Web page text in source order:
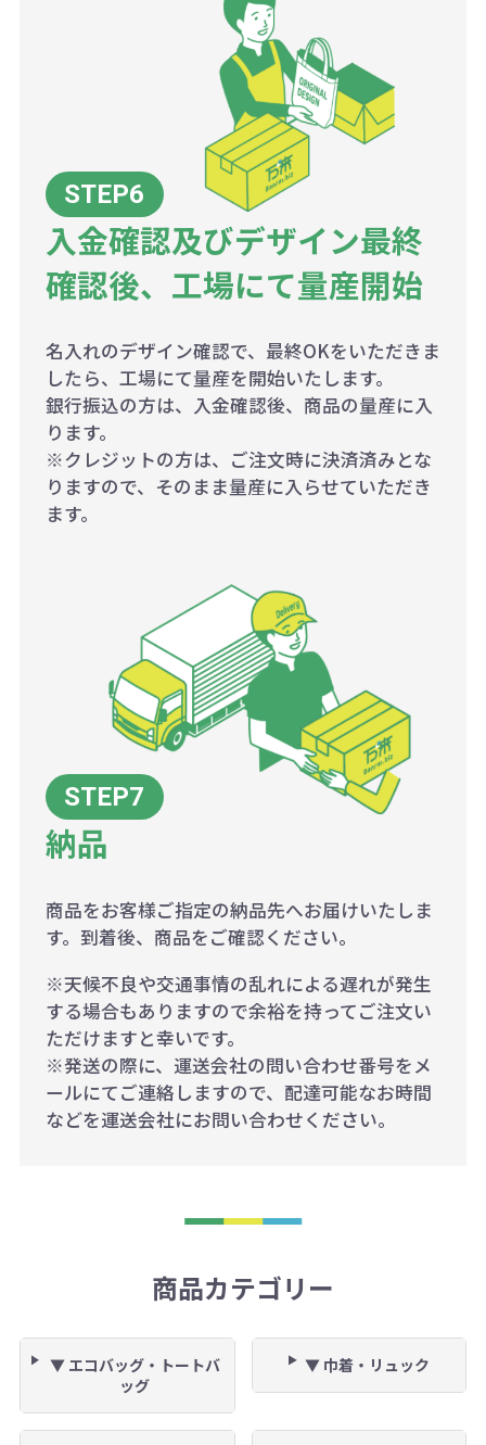
入金確認及びデザイン最終
確認後、工場にて量産開始
名入れのデザイン確認で、最終OKをいただきま
したら、工場にて量産を開始いたします。
銀行振込の方は、入金確認後、商品の量産に入
ります。
※クレジットの方は、ご注文時に決済済みとな
りますので、そのまま量産に入らせていただき
ます。
納品
商品をお客様ご指定の納品先へお届けいたしま
す。到着後、商品をご確認ください。
※天候不良や交通事情の乱れによる遅れが発生
する場合もありますので余裕を持ってご注文い
ただけますと幸いです。
※発送の際に、運送会社の問い合わせ番号をメ
ールにてご連絡しますので、配達可能なお時間
などを運送会社にお問い合わせください。
商品カテゴリー
▼ エコバッグ・トートバ
ッグ
▼ 巾着・リュック